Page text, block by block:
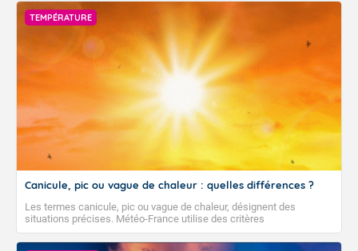
TEMPÉRATURE
Canicule, pic ou vague de chaleur : quelles différences ?
Les termes canicule, pic ou vague de chaleur, désignent des
situations précises. Météo-France utilise des critères
climatologiques pour évaluer et qualifier les épisodes de chaleur qui
peuvent avoir des impacts sanitaires et socio-économiques